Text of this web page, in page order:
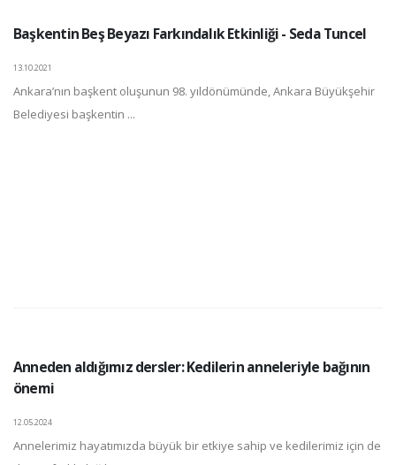
Başkentin Beş Beyazı Farkındalık Etkinliği - Seda Tuncel
13.10.2021
Ankara’nın başkent oluşunun 98. yıldönümünde, Ankara Büyükşehir
Belediyesi başkentin ...
Anneden aldığımız dersler: Kedilerin anneleriyle bağının
önemi
12.05.2024
Annelerimiz hayatımızda büyük bir etkiye sahip ve kedilerimiz için de